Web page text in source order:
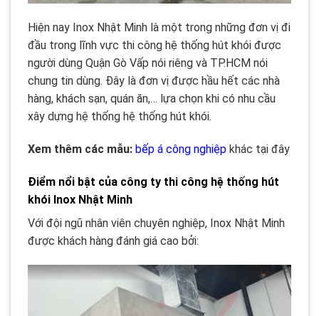
Hiện nay Inox Nhật Minh là một trong những đơn vị đi
đầu trong lĩnh vực thi công hệ thống hút khói được
người dùng Quận Gò Vấp nói riêng và TP.HCM nói
chung tin dùng. Đây là đơn vị được hầu hết các nhà
hàng, khách sạn, quán ăn,… lựa chọn khi có nhu cầu
xây dựng hệ thống hệ thống hút khói.
Xem thêm các mẫu: bếp á công nghiệp khác tại đây
Điểm nổi bật của công ty thi công hệ thống hút
khói Inox Nhật Minh
Với đội ngũ nhân viên chuyên nghiệp, Inox Nhật Minh
được khách hàng đánh giá cao bởi: